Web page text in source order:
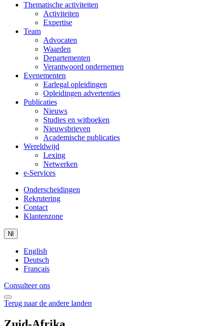
Thematische activiteiten
Activiteiten
Expertise
Team
Advocaten
Waarden
Departementen
Verantwoord ondernemen
Evenementen
Earlegal opleidingen
Opleidingen advertenties
Publicaties
Nieuws
Studies en witboeken
Nieuwsbrieven
Academische publicaties
Wereldwijd
Lexing
Netwerken
e-Services
Onderscheidingen
Rekrutering
Contact
Klantenzone
Nl
English
Deutsch
Français
Consulteer ons
Terug naar de andere landen